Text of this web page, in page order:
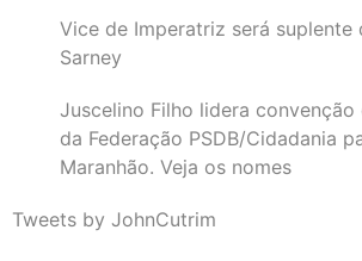
Vice de Imperatriz será suplente
Sarney
Juscelino Filho lidera
da Federação PSDB/Cidadania
Maranhão. Veja os nomes
Tweets by JohnCutrim